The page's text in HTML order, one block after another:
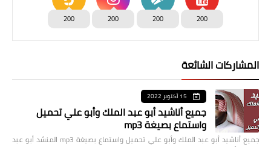
200
200
200
200
المشاركات الشائعة
15 أكتوبر 2022
جميع أناشيد أبو عبد الملك وأبو علي تحميل
واستماع بصيغة mp3
جميع أناشيد أبو عبد الملك وأبو علي تحميل واستماع بصيغة mp3 المنشد أبو عبد